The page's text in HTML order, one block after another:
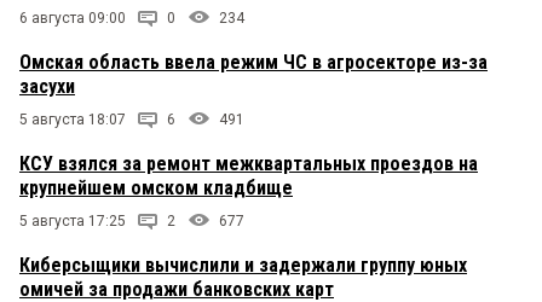
6 августа 09:00 0 234
Омская область ввела режим ЧС в агросекторе из-за
засухи
5 августа 18:07 6 491
КСУ взялся за ремонт межквартальных проездов на
крупнейшем омском кладбище
5 августа 17:25 2 677
Киберсыщики вычислили и задержали группу юных
омичей за продажи банковских карт